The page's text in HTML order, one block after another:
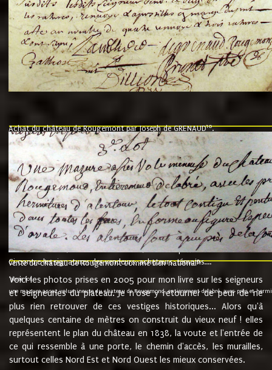
Achat du château de Rougemont par Joseph de GRENAUD10.
"l'an mil six cent soixante treze le ving neuvième jour du mois de
nommé fut présent Messire Claude Guillaume de Moyriat chevalier baron
vend, purement simplement et irrevocablement a monseigneur monsieur
et chavannes conseiller du roy au parlement de Bourgogne, present et
que le dit seigneur Baron de la Vellière a sur ses hommes, indivisables et
de la Velliere tout ainsi et comme le dit seigneur Baron et ses
présent......"
suivent les rentes, donation des terriers, etc... au prix de 880 livre louis
Ci contre les signatures des vendeurs, acheteurs, témoins....
vente du château de Rougemont comme bien national9.
"3ème lot
une mazure assez volumineuse du chateau de Rougemond, entierement delabré, avec près et
Voici les photos prises en 2005 pour mon livre sur les seigneurs
et seigneuries du plateau. Je n'ose y retourner de peur de ne
plus rien retrouver de ces vestiges historiques... Alors qu'à
quelques centaine de mètres on construit du vieux neuf ! elles
représentent le plan du château en 1838, la voute et l'entrée de
ce qui ressemble à une porte, le chemin d'accès, les murailles,
surtout celles Nord Est et Nord Ouest les mieux conservées.